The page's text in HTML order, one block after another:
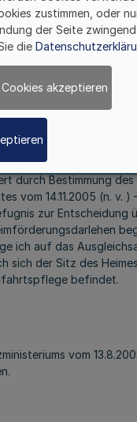
des
zur Förderung von
S. 238), zuletzt
vom
dazu ergangenen
vom 5.7.1954
durch Bestimmung des
vom 14.11.2005 (n. v. )
zur Entscheidung
ich auf das
sich der Sitz des
befindet.
vom
zustimmen, oder
der Seite
die
akzeptieren